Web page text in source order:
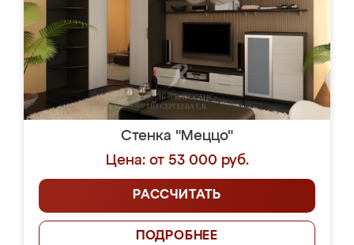
Стенка "Меццо"
Цена: от 53 000 руб.
РАССЧИТАТЬ
ПОДРОБНЕЕ